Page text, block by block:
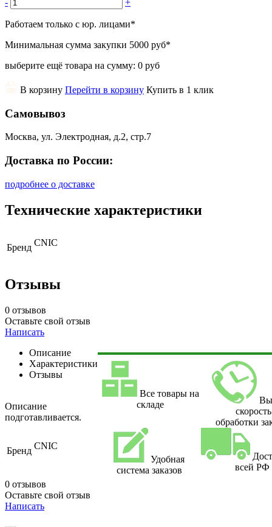
Работаем только с юр. лицами*
Минимальная сумма закупки 5000 руб*
выберите ещё товара на сумму: 0 руб
В корзину Перейти в корзину Купить в 1 клик
Самовывоз
Москва, ул. Электродная, д.2, стр.7
Доставка по России:
подробнее о доставке
Технические характеристики
Бренд CNIC
Отзывы
0 отзывов
Оставьте свой отзыв
Написать
Описание
Характеристики
Отзывы
Описание
подготавливается.
Бренд CNIC
0 отзывов
Оставьте свой отзыв
Написать
Все товары на
складе
скорость
обработки
Удобная
система заказов
всей РФ